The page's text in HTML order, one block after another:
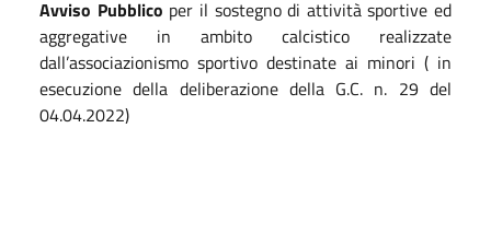
Avviso Pubblico per il sostegno di attività sportive ed
aggregative in ambito calcistico realizzate
dall’associazionismo sportivo destinate ai minori ( in
esecuzione della deliberazione della G.C. n. 29 del
04.04.2022)